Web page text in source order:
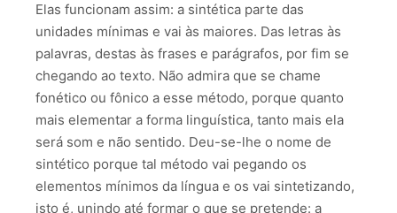
Elas funcionam assim: a sintética parte das
unidades mínimas e vai às maiores. Das letras às
palavras, destas às frases e parágrafos, por fim se
chegando ao texto. Não admira que se chame
fonético ou fônico a esse método, porque quanto
mais elementar a forma linguística, tanto mais ela
será som e não sentido. Deu-se-lhe o nome de
sintético porque tal método vai pegando os
elementos mínimos da língua e os vai sintetizando,
isto é, unindo até formar o que se pretende: a